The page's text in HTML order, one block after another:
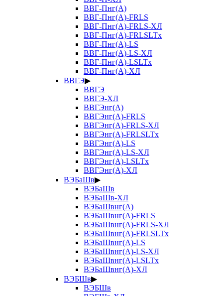
ВВГ-Пнг(А)
ВВГ-Пнг(А)-FRLS
ВВГ-Пнг(А)-FRLS-ХЛ
ВВГ-Пнг(А)-FRLSLTx
ВВГ-Пнг(А)-LS
ВВГ-Пнг(А)-LS-ХЛ
ВВГ-Пнг(А)-LSLTx
ВВГ-Пнг(А)-ХЛ
ВВГЭ▶
ВВГЭ
ВВГЭ-ХЛ
ВВГЭнг(А)
ВВГЭнг(А)-FRLS
ВВГЭнг(А)-FRLS-ХЛ
ВВГЭнг(А)-FRLSLTx
ВВГЭнг(А)-LS
ВВГЭнг(А)-LS-ХЛ
ВВГЭнг(А)-LSLTx
ВВГЭнг(А)-ХЛ
ВЭБаШв▶
ВЭБаШв
ВЭБаШв-ХЛ
ВЭБаШвнг(А)
ВЭБаШвнг(А)-FRLS
ВЭБаШвнг(А)-FRLS-ХЛ
ВЭБаШвнг(А)-FRLSLTx
ВЭБаШвнг(А)-LS
ВЭБаШвнг(А)-LS-ХЛ
ВЭБаШвнг(А)-LSLTx
ВЭБаШвнг(А)-ХЛ
ВЭБШв▶
ВЭБШв